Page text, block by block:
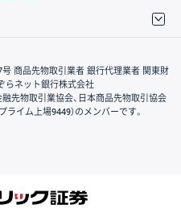
号 商品先物取引業者 銀行代理業者 関東財
らネット銀行株式会社
先物取引業協会、日本商品先物取引協会
イム上場9449）のメンバーです。